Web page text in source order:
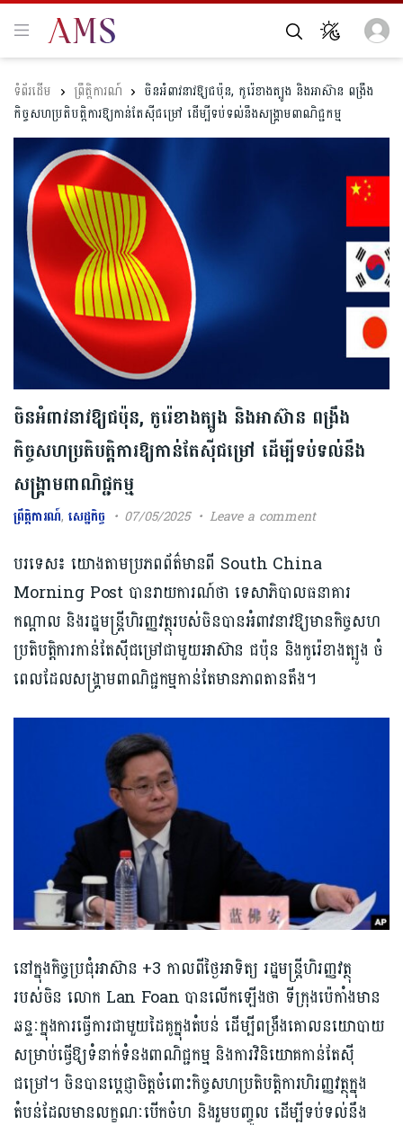
ព្រឹត្តិការណ៍
ចិន​អំពាវនាវ​ឱ្យ​ជប៉ុន, កូរ៉េខាងត្បូង និង​អាស៊ាន ​ពង្រឹង​
កិច្ចសហប្រតិបត្តិការ​ឱ្យ​កាន់តែស៊ីជម្រៅ​ ដើម្បីទប់ទល់នឹងសង្គ្រាម​ពាណិជ្ជកម្ម
ចិន​អំពាវនាវ​ឱ្យ​ជប៉ុន, កូរ៉េខាងត្បូង និង​អាស៊ាន ​ពង្រឹង​
កិច្ចសហប្រតិបត្តិការ​ឱ្យ​កាន់តែស៊ីជម្រៅ​ ដើម្បីទប់ទល់នឹង
សង្គ្រាម​ពាណិជ្ជកម្ម
ព្រឹត្តិការណ៍,សេដ្ឋកិច្ច 07/05/2025 Leave a comment
បរទេស៖ យោងតាមប្រភពព័ត៌មានពី South China
Morning Post បានរាយការណ៍ថា​ ទេសាភិបាលធនាគារ
កណ្តាល និងរដ្ឋមន្ត្រីហិរញ្ញវត្ថុរបស់ចិនបានអំពាវនាវឱ្យមានកិច្ចសហ
ប្រតិបត្តិការកាន់តែស៊ីជម្រៅជាមួយអាស៊ាន ជប៉ុន និងកូរ៉េខាងត្បូង ចំ
ពេលដែ​លសង្គ្រាម​ពាណិជ្ជកម្មកាន់តែមានភាពតានតឹង។
នៅក្នុងកិច្ចប្រជុំអាស៊ាន +3 កាលពីថ្ងៃអាទិត្យ រដ្ឋមន្ត្រីហិរញ្ញវត្ថុ
របស់ចិន លោក Lan Foan បានលើកឡើងថា ទីក្រុងប៉េកាំងមាន
ឆន្ទៈក្នុងការធ្វើការជាមួយដៃគូក្នុងតំបន់ ដើម្បីពង្រឹងគោលនយោបាយ
សម្រាប់ធ្វើឱ្យទំនាក់ទំនងពាណិជ្ជកម្ម និងការវិនិយោគកាន់តែស៊ី
ជម្រៅ។ ចិនបានប្តេជ្ញាចិត្តចំពោះកិច្ចសហប្រតិបត្តិការហិរញ្ញវត្ថុក្នុង
តំបន់ដែលមានលក្ខណៈបើកចំហ និងរួមបញ្ចូល ដើម្បីទប់ទល់នឹង